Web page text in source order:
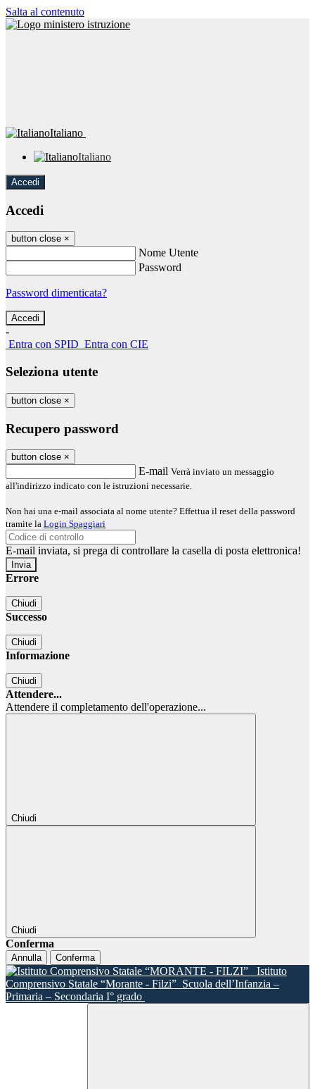
Salta al contenuto
Italiano
Italiano
Accedi
Accedi
button close ×
Nome Utente
Password
Password dimenticata?
-
Entra con SPID Entra con CIE
Seleziona utente
button close ×
Recupero password
button close ×
E-mail Verrà inviato un messaggio
all'indirizzo indicato con le istruzioni necessarie.
Non hai una e-mail associata al nome utente? Effettua il reset della password
tramite la Login Spaggiari
E-mail inviata, si prega di controllare la casella di posta elettronica!
Errore
Chiudi
Successo
Chiudi
Informazione
Chiudi
Attendere...
Attendere il completamento dell'operazione...
Chiudi
Chiudi
Conferma
Annulla Conferma
Istituto
Comprensivo Statale “Morante - Filzi” Scuola dell’Infanzia –
Primaria – Secondaria I° grado